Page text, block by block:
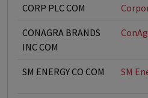
CORP PLC COM
CONAGRA BRANDS
INC COM
SM ENERGY CO COM SM